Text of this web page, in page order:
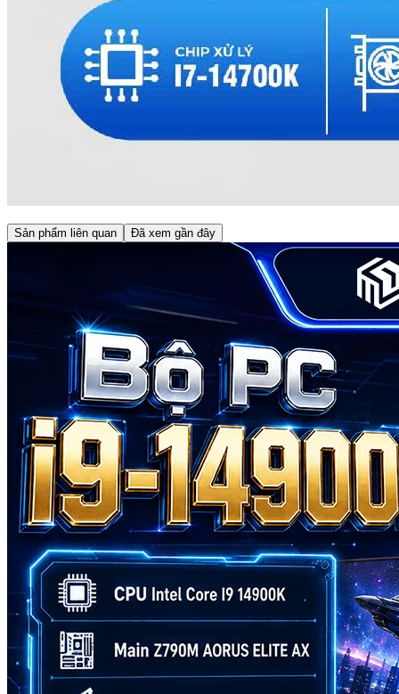
Sản phẩm liên quan Đã xem gần đây